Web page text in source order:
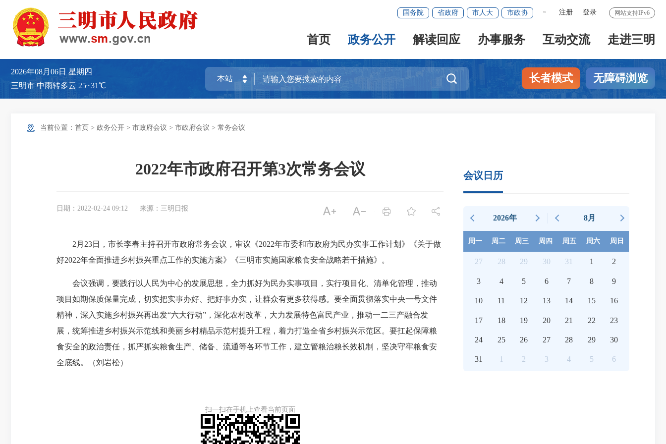
网站支持IPv6
注册 登录
国务院 省政府 市人大 市政协
首页 政务公开 解读回应 办事服务 互动交流 走进三明
2026年08月06日 星期四
三明市中雨转多云 25~31℃
 长者模式 无障碍浏览
当前位置： 首页 > 政务公开 > 市政府会议 > 市政府会议 > 常务会议
2022年市政府召开第3次常务会议
日期：2022-02-24 09:12 来源：三明日报     
2月23日，市长李春主持召开市政府常务会议，审议《2022年市委和市政府为民办实事工作计划》《关于做
好2022年全面推进乡村振兴重点工作的实施方案》《三明市实施国家粮食安全战略若干措施》。
会议强调，要践行以人民为中心的发展思想，全力抓好为民办实事项目，实行项目化、清单化管理，推动
项目如期保质保量完成，切实把实事办好、把好事办实，让群众有更多获得感。要全面贯彻落实中央一号文件
精神，深入实施乡村振兴再出发“六大行动”，深化农村改革，大力发展特色富民产业，推动一二三产融合发
展，统筹推进乡村振兴示范线和美丽乡村精品示范村提升工程，着力打造全省乡村振兴示范区。要扛起保障粮
食安全的政治责任，抓严抓实粮食生产、储备、流通等各环节工作，建立管粮治粮长效机制，坚决守牢粮食安
全底线。（刘岩松）
扫一扫在手机上查看当前页面
会议日历
2026年 8月
周一 周二 周三 周四 周五 周六 周日
27 28 29 30 31 1 2
3 4 5 6 7 8 9
10 11 12 13 14 15 16
17 18 19 20 21 22 23
24 25 26 27 28 29 30
31 1 2 3 4 5 6